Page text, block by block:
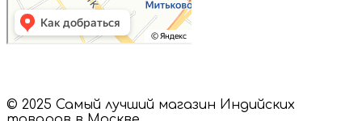
© 2025 Самый лучший магазин Индийских